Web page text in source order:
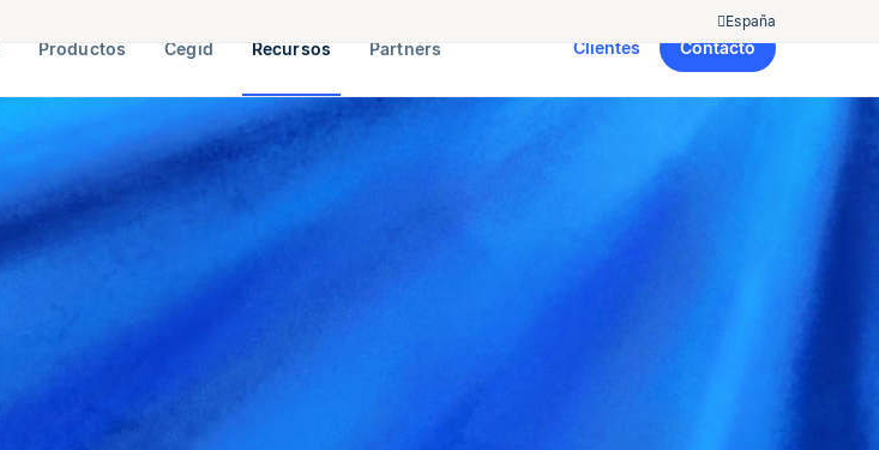
España
Productos Cegid Recursos Partners Clientes Contacto